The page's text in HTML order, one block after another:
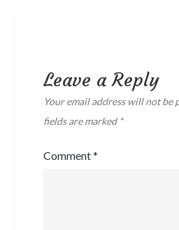
Leave a Reply
Your email address will not be
fields are marked *
Comment*